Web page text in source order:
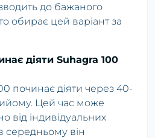
до бажаного
обирає цей варіант за
діяти Suhagra 100
починає діяти через 40-
Цей час може
від індивідуальних
середньому він